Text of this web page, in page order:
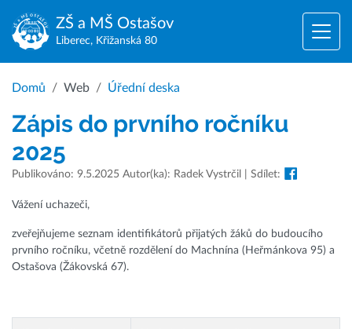
ZŠ a MŠ Ostašov
Liberec, Křižanská 80
Domů Web Úřední deska
Zápis do prvního ročníku
2025
Publikováno: 9.5.2025 Autor(ka): Radek Vystrčil | Sdílet:
Vážení uchazeči,
zveřejňujeme seznam identifikátorů přijatých žáků do budoucího
prvního ročníku, včetně rozdělení do Machnína (Heřmánkova 95) a
Ostašova (Žákovská 67).